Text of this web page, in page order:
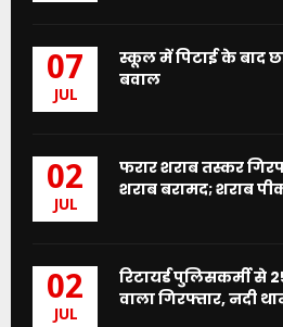
07
JUL
स्कूल में पिटाई के बाद
बवाल
02
JUL
फरार शराब तस्कर
शराब बरामद; शराब
02
JUL
रिटायर्ड पुलिसकर्मी से
वाला गिरफ्तार, नदी